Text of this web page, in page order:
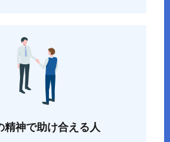
精神で助け合える人